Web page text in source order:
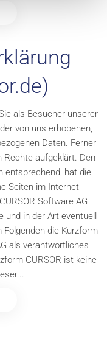
als Besucher unserer
von uns erhobenen,
Daten. Ferner
Rechte aufgeklärt. Den
entsprechend, hat die
Seiten im Internet
Software AG
in der Art eventuell
die Kurzform
als verantwortliches
CURSOR ist keine